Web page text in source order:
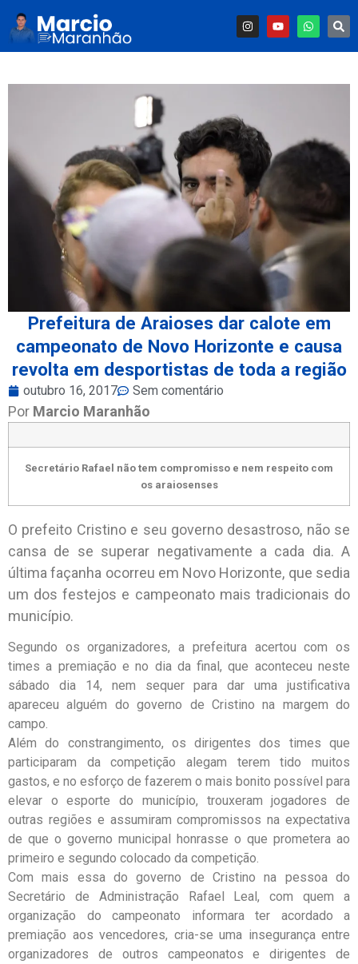
Prefeitura de Araioses dar calote em
campeonato de Novo Horizonte e causa
revolta em desportistas de toda a região
outubro 16, 2017 Sem comentário
Por Marcio Maranhão
Secretário Rafael não tem compromisso e nem respeito com
os araiosenses
O prefeito Cristino e seu governo desastroso, não se
cansa de se superar negativamente a cada dia. A
última façanha ocorreu em Novo Horizonte, que sedia
um dos festejos e campeonato mais tradicionais do
município.
Segundo os organizadores, a prefeitura acertou com os
times a premiação e no dia da final, que aconteceu neste
sábado dia 14, nem sequer para dar uma justificativa
apareceu alguém do governo de Cristino na margem do
campo.
Além do constrangimento, os dirigentes dos times que
participaram da competição alegam terem tido muitos
gastos, e no esforço de fazerem o mais bonito possível para
elevar o esporte do município, trouxeram jogadores de
outras regiões e assumiram compromissos na expectativa
de que o governo municipal honrasse o que prometera ao
primeiro e segundo colocado da competição.
Com mais essa do governo de Cristino na pessoa do
Secretário de Administração Rafael Leal, com quem a
organização do campeonato informara ter acordado a
premiação aos vencedores, cria-se uma insegurança entre
organizadores de outros campeonatos e dirigentes de